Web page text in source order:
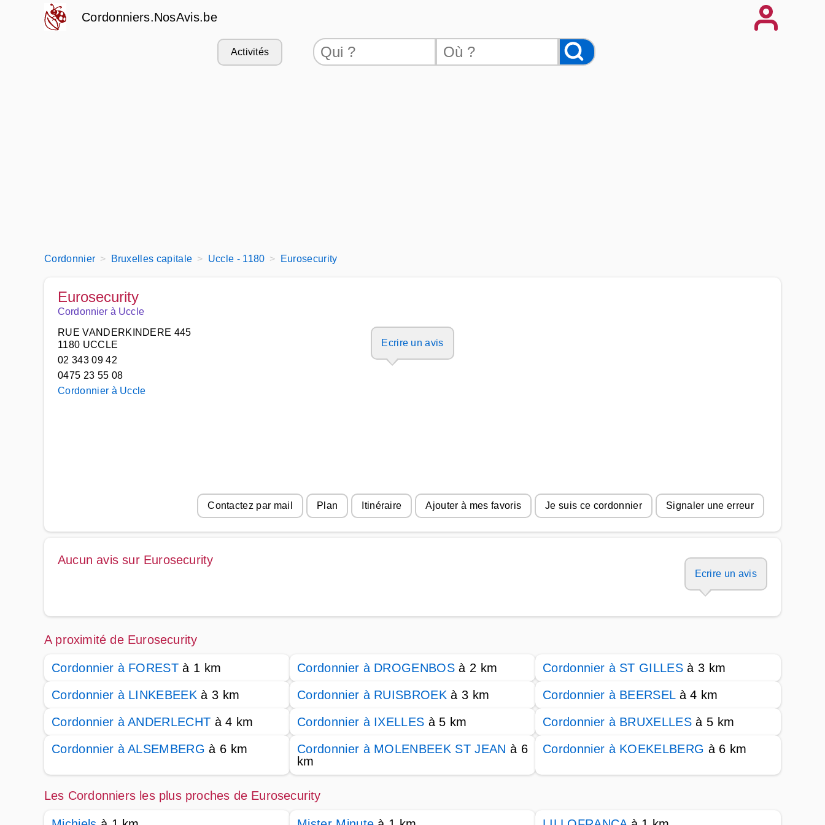
Cordonniers.NosAvis.be
Activités
Cordonnier Bruxelles capitale Uccle - 1180 Eurosecurity
Eurosecurity
Cordonnier à Uccle
RUE VANDERKINDERE 445
1180 UCCLE
02 343 09 42
0475 23 55 08
Cordonnier à Uccle
Ecrire un avis
Contactez par mail Plan Itinéraire Ajouter à mes favoris Je suis ce cordonnier Signaler une erreur
Aucun avis sur Eurosecurity
Ecrire un avis
A proximité de Eurosecurity
Cordonnier à FOREST à 1 km Cordonnier à DROGENBOS à 2 km Cordonnier à ST GILLES à 3 km
Cordonnier à LINKEBEEK à 3 km Cordonnier à RUISBROEK à 3 km Cordonnier à BEERSELà 4 km
Cordonnier à ANDERLECHT à 4 km Cordonnier à IXELLES à 5 km Cordonnier à BRUXELLES à 5 km
Cordonnier à ALSEMBERG à 6 km Cordonnier à MOLENBEEK ST JEAN à 6
km
Cordonnier à KOEKELBERG à 6 km
Les Cordonniers les plus proches de Eurosecurity